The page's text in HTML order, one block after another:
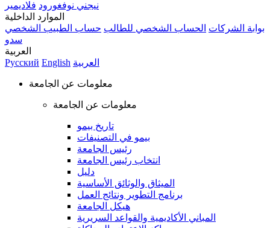
نيجني نوفغورود فلاديمير
الموارد الداخلية
بوابة الشركات الحساب الشخصي للطالب حساب الطبيب الشخصي
سدو
العربية
Русский English العربية
معلومات عن الجامعة
معلومات عن الجامعة
تاريخ بيمو
بيمو في التصنيفات
رئيس الجامعة
انتخاب رئيس الجامعة
دليل
الميثاق والوثائق الأساسية
برنامج التطوير ونتائج العمل
هيكل الجامعة
المباني الأكاديمية والقواعد السريرية